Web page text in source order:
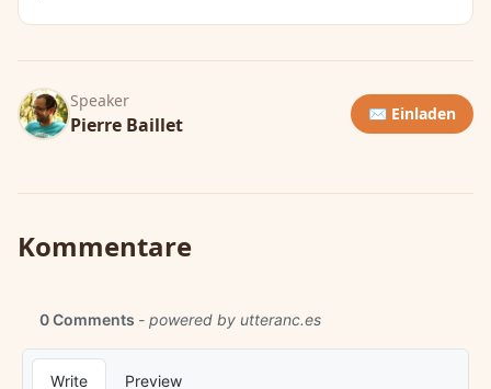
Speaker
Pierre Baillet ✉️ Einladen
Kommentare